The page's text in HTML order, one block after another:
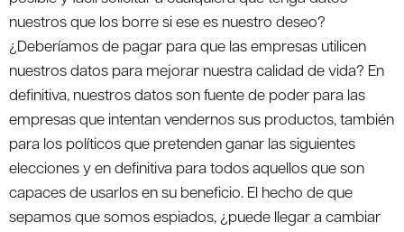
nuestros que los borre si ese es nuestro deseo?
¿Deberíamos de pagar para que las empresas utilicen
nuestros datos para mejorar nuestra calidad de vida? En
definitiva, nuestros datos son fuente de poder para las
empresas que intentan vendernos sus productos, también
para los políticos que pretenden ganar las siguientes
elecciones y en definitiva para todos aquellos que son
capaces de usarlos en su beneficio. El hecho de que
sepamos que somos espiados, ¿puede llegar a cambiar